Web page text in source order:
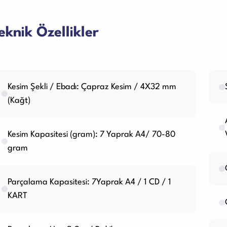
Özellikler
Kesim Şekli / Ebadı: Çapraz Kesim / 4X32 mm
(Kağt)
Kesim Kapasitesi (gram): 7 Yaprak A4/ 70-80
gram
Parçalama Kapasitesi: 7Yaprak A4 / 1 CD / 1
KART